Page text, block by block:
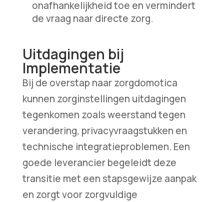
onafhankelijkheid toe en vermindert
de vraag naar directe zorg.
Uitdagingen bij
Implementatie
Bij de overstap naar zorgdomotica
kunnen zorginstellingen uitdagingen
tegenkomen zoals weerstand tegen
verandering, privacyvraagstukken en
technische integratieproblemen. Een
goede leverancier begeleidt deze
transitie met een stapsgewijze aanpak
en zorgt voor zorgvuldige